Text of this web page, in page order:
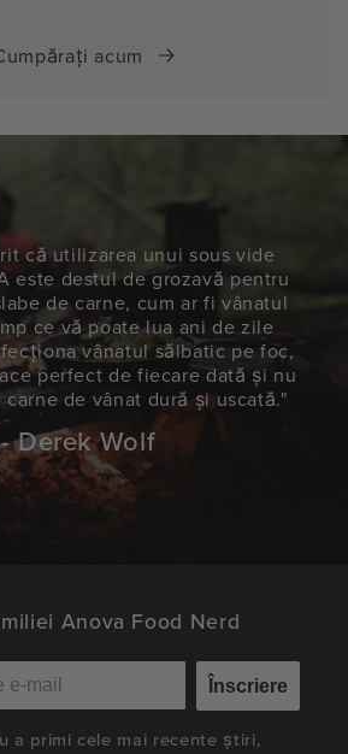
acum
că utilizarea unui sous vide
este destul de grozavă pentru
de carne, cum ar fi vânatul
ce vă poate lua ani de zile
vânatul sălbatic pe foc,
perfect de fiecare dată și nu
de vânat dură și uscată."
- Derek Wolf
Anova Food Nerd
Înscriere
a primi cele mai recente știri,